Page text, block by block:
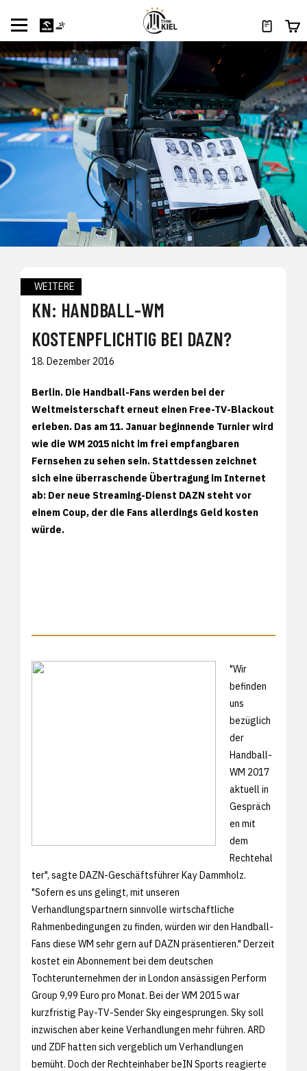
WEITERE
KN: HANDBALL-WM
KOSTENPFLICHTIG BEI DAZN?
18. Dezember 2016
Berlin. Die Handball-Fans werden bei der
Weltmeisterschaft erneut einen Free-TV-Blackout
erleben. Das am 11. Januar beginnende Turnier wird
wie die WM 2015 nicht im frei empfangbaren
Fernsehen zu sehen sein. Stattdessen zeichnet
sich eine überraschende Übertragung im Internet
ab: Der neue Streaming-Dienst DAZN steht vor
einem Coup, der die Fans allerdings Geld kosten
würde.
"Wir
befinden
uns
bezüglich
der
Handball-
WM 2017
aktuell in
Gespräch
en mit
dem
Rechtehal
ter", sagte DAZN-Geschäftsführer Kay Dammholz.
"Sofern es uns gelingt, mit unseren
Verhandlungspartnern sinnvolle wirtschaftliche
Rahmenbedingungen zu finden, würden wir den Handball-
Fans diese WM sehr gern auf DAZN präsentieren." Derzeit
kostet ein Abonnement bei dem deutschen
Tochterunternehmen der in London ansässigen Perform
Group 9,99 Euro pro Monat. Bei der WM 2015 war
kurzfristig Pay-TV-Sender Sky eingesprungen. Sky soll
inzwischen aber keine Verhandlungen mehr führen. ARD
und ZDF hatten sich vergeblich um Verhandlungen
bemüht. Doch der Rechteinhaber beIN Sports reagierte